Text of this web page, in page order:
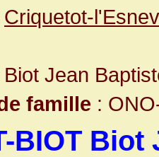
Criquetot-
Biot Jean
famille :
BIOT